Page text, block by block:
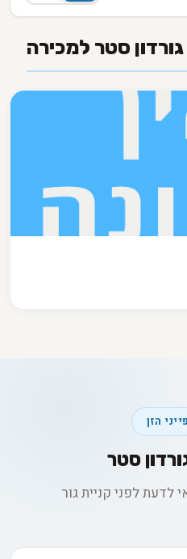
סטר למכירה
הזן
סטר
לדעת לפני קניית גור